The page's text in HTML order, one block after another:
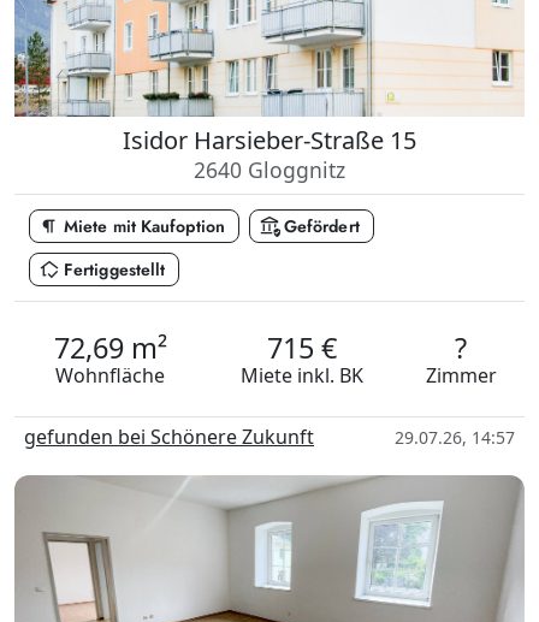
Isidor Harsieber-Straße 15
2640 Gloggnitz
format_paragraph Miete mit Kaufoption assured_workloadGefördert
in_home_mode Fertiggestellt
72,69 m²
Wohnfläche
715 €
Miete inkl. BK
?
Zimmer
gefunden bei Schönere Zukunft 29.07.26, 14:57